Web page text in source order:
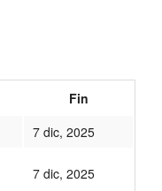
Fin
7 dic, 2025
7 dic, 2025